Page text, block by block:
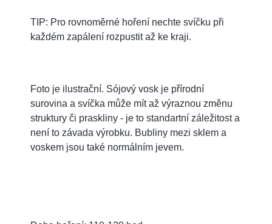
TIP: Pro rovnoměrné hoření nechte svíčku při
každém zapálení rozpustit až ke kraji.
Foto je ilustrační. Sójový vosk je přírodní
surovina a svíčka může mít až výraznou změnu
struktury či praskliny - je to standartní záležitost a
není to závada výrobku. Bubliny mezi sklem a
voskem jsou také normálním jevem.